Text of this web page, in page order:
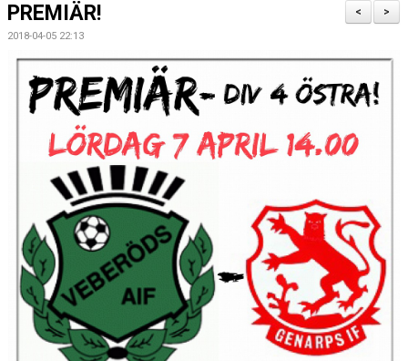
TRUPPEN
BILDGALLERI
KONTAKT
>
<
PREMIÄR!
2018-04-05 22:13